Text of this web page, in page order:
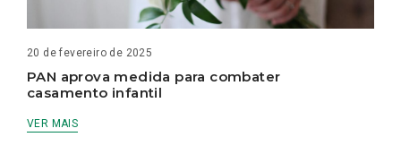
20 de fevereiro de 2025
PAN aprova medida para combater
casamento infantil
VER MAIS